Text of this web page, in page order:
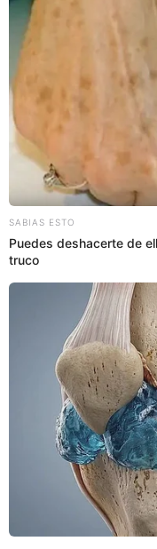
PUEDES VER:
Camión se
Puente
Reportan
metálica del
Este sábado 22 de
estructura metálica
afectando la
el puente Acho.
vehicular se ha
generado una gran